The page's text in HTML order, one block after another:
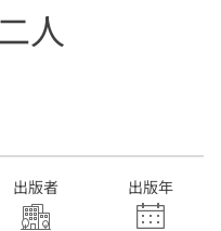
人
出版者 出版年